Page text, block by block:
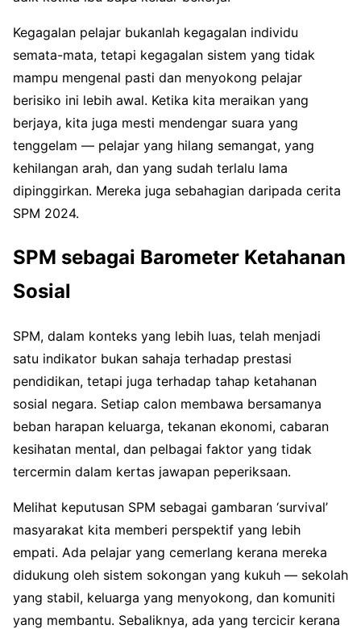
Kegagalan pelajar bukanlah kegagalan individu
semata-mata, tetapi kegagalan sistem yang tidak
mampu mengenal pasti dan menyokong pelajar
berisiko ini lebih awal. Ketika kita meraikan yang
berjaya, kita juga mesti mendengar suara yang
tenggelam — pelajar yang hilang semangat, yang
kehilangan arah, dan yang sudah terlalu lama
dipinggirkan. Mereka juga sebahagian daripada cerita
SPM 2024.
SPM sebagai Barometer Ketahanan
Sosial
SPM, dalam konteks yang lebih luas, telah menjadi
satu indikator bukan sahaja terhadap prestasi
pendidikan, tetapi juga terhadap tahap ketahanan
sosial negara. Setiap calon membawa bersamanya
beban harapan keluarga, tekanan ekonomi, cabaran
kesihatan mental, dan pelbagai faktor yang tidak
tercermin dalam kertas jawapan peperiksaan.
Melihat keputusan SPM sebagai gambaran ‘survival’
masyarakat kita memberi perspektif yang lebih
empati. Ada pelajar yang cemerlang kerana mereka
didukung oleh sistem sokongan yang kukuh — sekolah
yang stabil, keluarga yang menyokong, dan komuniti
yang membantu. Sebaliknya, ada yang tercicir kerana